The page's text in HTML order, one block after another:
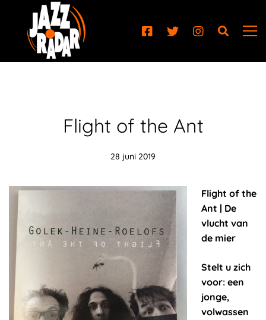
Flight of the Ant
28 juni 2019
Flight of the
Ant | De
vlucht van
de mier
Stelt u zich
voor: een
jonge,
volwassen